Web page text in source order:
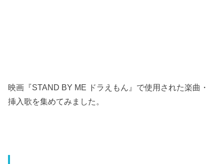
映画『STAND BY ME ドラえもん』で使用された楽曲・
挿入歌を集めてみました。